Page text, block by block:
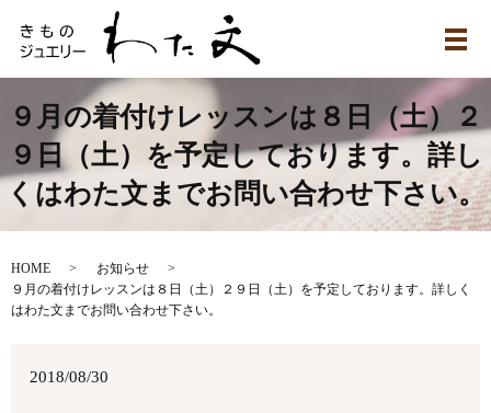
メ
９月の着付けレッスンは８日（土）２
９日（土）を予定しております。詳し
くはわた文までお問い合わせ下さい。
HOME
お知らせ
９月の着付けレッスンは８日（土）２９日（土）を予定しております。詳しく
はわた文までお問い合わせ下さい。
2018/08/30